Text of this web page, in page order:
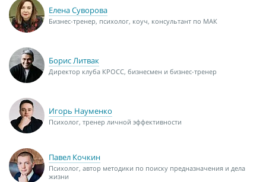
Елена Суворова
Бизнес-тренер, психолог, коуч, консультант по МАК
Борис Литвак
Директор клуба КРОСС, бизнесмен и бизнес-тренер
Игорь Науменко
Психолог, тренер личной эффективности
Павел Кочкин
Психолог, автор методики по поиску предназначения и дела
жизни